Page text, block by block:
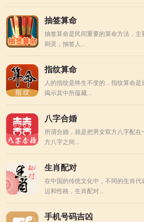
抽签算命
抽签算命是民间重要的算命方法，主
则灵，抽签人...
指纹算命
人的指纹是终生不变的，指纹算命是
揭示其中所蕴藏...
八字合婚
所谓合婚，就是把男女双方八字配在
方八字之间...
生肖配对
在中国的传统文化中，不同的生肖代
运和性格，生肖配对...
手机号码吉凶